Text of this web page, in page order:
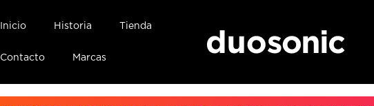
Inicio Historia Tienda
Contacto Marcas